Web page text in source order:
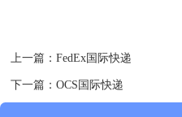
上一篇：FedEx国际快递
下一篇：OCS国际快递